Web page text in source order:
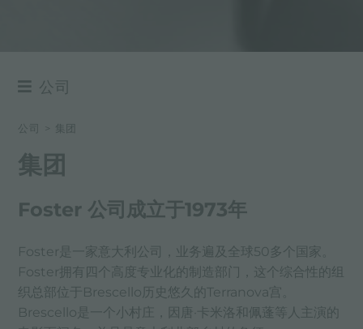
公司
价值
历史
持续性
公司 > 集团
集团
Foster 公司成立于1973年
Foster是一家意大利公司，业务遍及全球50多个国家。
Foster拥有四个高度专业化的制造部门，这个综合性的组
织总部位于Brescello历史悠久的Terranova宫。
Brescello是一个小村庄，因唐·卡米洛和佩蓬等人主演的